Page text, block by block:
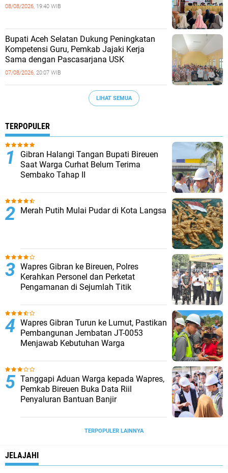
08/08/2026, 19:40 WIB
Bupati Aceh Selatan Dukung Peningkatan
Kompetensi Guru, Pemkab Jajaki Kerja
Sama dengan Pascasarjana USK
07/08/2026, 20:07 WIB
LIHAT SEMUA
TERPOPULER
Gibran Halangi Tangan Bupati Bireuen
Saat Warga Curhat Belum Terima
Sembako Tahap II
Merah Putih Mulai Pudar di Kota Langsa
Wapres Gibran ke Bireuen, Polres
Kerahkan Personel dan Perketat
Pengamanan di Sejumlah Titik
Wapres Gibran Turun ke Lumut, Pastikan
Pembangunan Jembatan JT-0053
Menjawab Kebutuhan Warga
Tanggapi Aduan Warga kepada Wapres,
Pemkab Bireuen Buka Data Riil
Penyaluran Bantuan Banjir
TERPOPULER LAINNYA
JELAJAHI